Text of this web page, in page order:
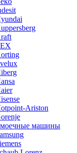
Ariston
машины